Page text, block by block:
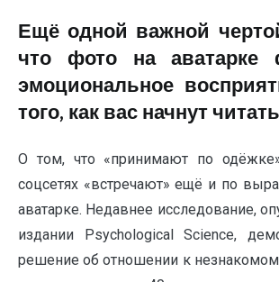
Ещё одной важной
что фото на аватарке
эмоциональное
того, как вас начнут
О том, что «принимают по
соцсетях «встречают» ещё и по
аватарке. Недавнее исследование,
издании Psychological Science,
решение об отношении к